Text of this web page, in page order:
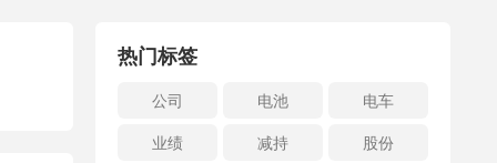
热门标签
公司 电池
电车
业绩
减持
股份